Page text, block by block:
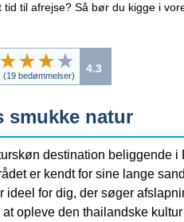
til afrejse? Så bør du kigge i
(19 bedømmelser)
4.3
smukke natur
destination beliggende i
er kendt for sine lange
ideel for dig, der søger
opleve den thailandske